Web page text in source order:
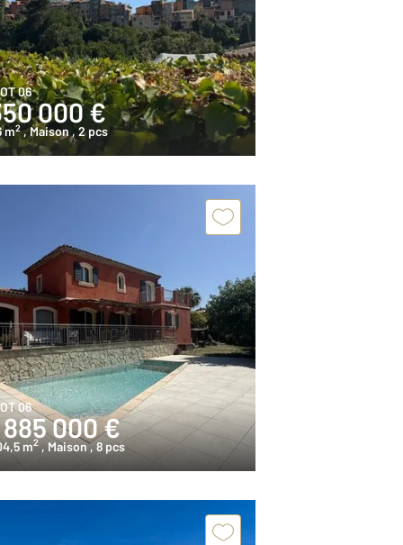
06
000 €
m2 , Maison , 2 pcs
06
885 000 €
m2 , Maison, 8 pcs